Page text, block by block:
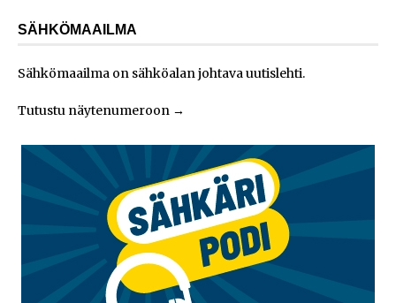
SÄHKÖMAAILMA
Sähkömaailma on sähköalan johtava uutislehti.
Tutustu näytenumeroon →